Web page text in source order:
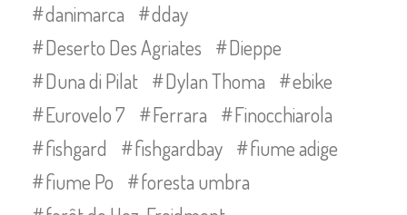
danimarca
dday
Deserto Des Agriates
Dieppe
Duna di Pilat
Dylan Thoma
ebike
Eurovelo 7
Ferrara
Finocchiarola
fishgard
fishgardbay
fiume adige
fiume Po
foresta umbra